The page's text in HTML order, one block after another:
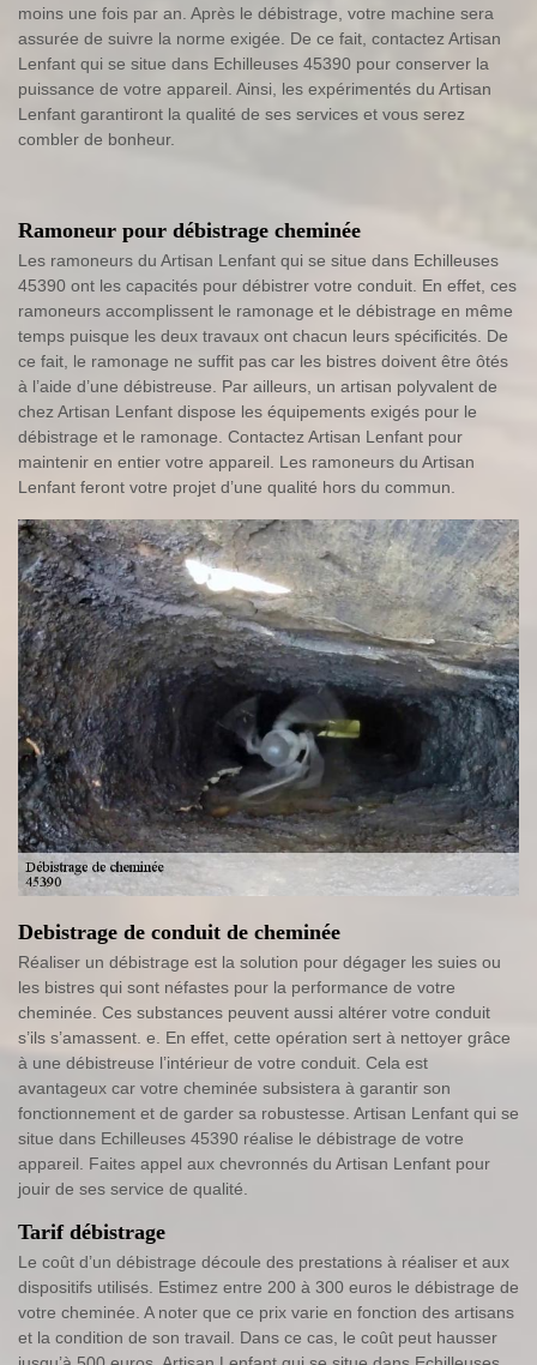
moins une fois par an. Après le débistrage, votre machine sera
assurée de suivre la norme exigée. De ce fait, contactez Artisan
Lenfant qui se situe dans Echilleuses 45390 pour conserver la
puissance de votre appareil. Ainsi, les expérimentés du Artisan
Lenfant garantiront la qualité de ses services et vous serez
combler de bonheur.
Ramoneur pour débistrage cheminée
Les ramoneurs du Artisan Lenfant qui se situe dans Echilleuses
45390 ont les capacités pour débistrer votre conduit. En effet, ces
ramoneurs accomplissent le ramonage et le débistrage en même
temps puisque les deux travaux ont chacun leurs spécificités. De
ce fait, le ramonage ne suffit pas car les bistres doivent être ôtés
à l’aide d’une débistreuse. Par ailleurs, un artisan polyvalent de
chez Artisan Lenfant dispose les équipements exigés pour le
débistrage et le ramonage. Contactez Artisan Lenfant pour
maintenir en entier votre appareil. Les ramoneurs du Artisan
Lenfant feront votre projet d’une qualité hors du commun.
Debistrage de conduit de cheminée
Réaliser un débistrage est la solution pour dégager les suies ou
les bistres qui sont néfastes pour la performance de votre
cheminée. Ces substances peuvent aussi altérer votre conduit
s’ils s’amassent. e. En effet, cette opération sert à nettoyer grâce
à une débistreuse l’intérieur de votre conduit. Cela est
avantageux car votre cheminée subsistera à garantir son
fonctionnement et de garder sa robustesse. Artisan Lenfant qui se
situe dans Echilleuses 45390 réalise le débistrage de votre
appareil. Faites appel aux chevronnés du Artisan Lenfant pour
jouir de ses service de qualité.
Tarif débistrage
Le coût d’un débistrage découle des prestations à réaliser et aux
dispositifs utilisés. Estimez entre 200 à 300 euros le débistrage de
votre cheminée. A noter que ce prix varie en fonction des artisans
et la condition de son travail. Dans ce cas, le coût peut hausser